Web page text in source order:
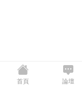
首頁 論壇